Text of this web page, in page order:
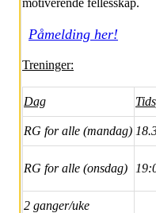
Påmelding her!
Treninger:
Dag
RG for alle (mandag)
RG for alle (onsdag)
2 ganger/uke